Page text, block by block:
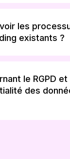
les
existants ?
le RGPD et
des